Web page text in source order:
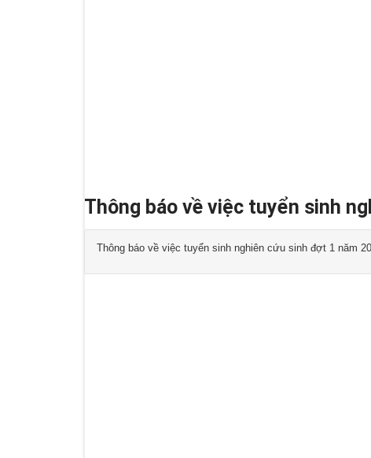
Thông báo về việc tuyển sinh
Thông báo về việc tuyển sinh nghiên cứu sinh đợt 1 năm